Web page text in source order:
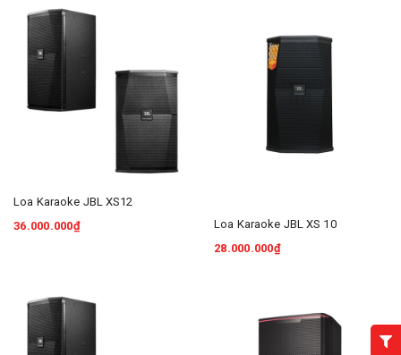
Loa Karaoke JBL XS12
36.000.000₫
Loa Karaoke JBL XS 10
28.000.000₫